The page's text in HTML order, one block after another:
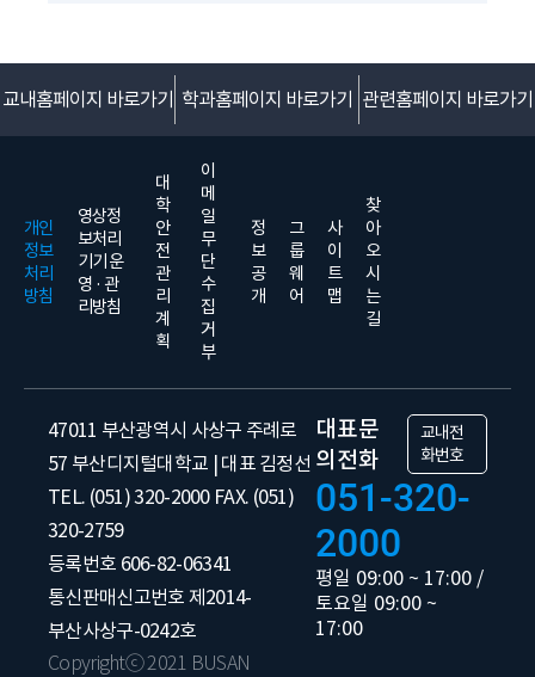
교내홈페이지 바로가기 학과홈페이지 바로가기 관련홈페이지 바로가기
개인
정보
처리
방침
영상정
보처리
기기 운
영 · 관
리방침
대
학
안
전
관
리
계
획
이
메
일
무
단
수
집
거
부
정
보
공
개
그
룹
웨
어
사
이
트
맵
찾
아
오
시
는
길
47011 부산광역시 사상구 주례로
57 부산디지털대학교 | 대표 김정선
TEL. (051) 320-2000 FAX. (051)
320-2759
등록번호 606-82-06341
통신판매신고번호 제2014-
부산사상구-0242호
Copyrightⓒ 2021 BUSAN
대표문
의전화
교내전
화번호
051-320-
2000
평일 09:00 ~ 17:00 /
토요일 09:00 ~
17:00